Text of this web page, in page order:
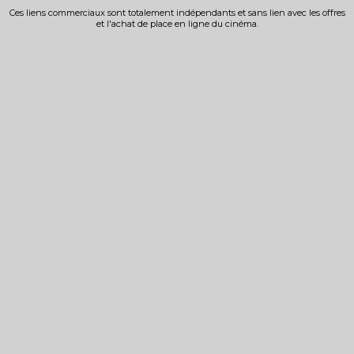
Ces liens commerciaux sont totalement indépendants et sans lien avec les offres
et l'achat de place en ligne du cinéma.